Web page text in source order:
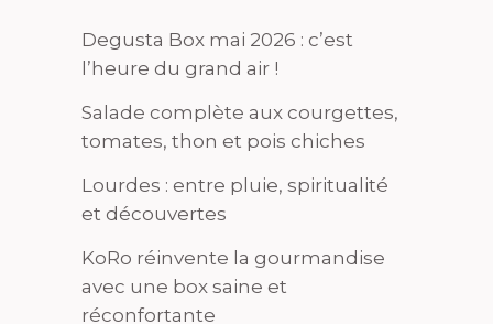
Degusta Box mai 2026 : c’est
l’heure du grand air !
Salade complète aux courgettes,
tomates, thon et pois chiches
Lourdes : entre pluie, spiritualité
et découvertes
KoRo réinvente la gourmandise
avec une box saine et
réconfortante